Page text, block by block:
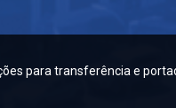
para transferência e